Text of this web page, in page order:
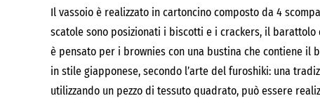
Il vassoio è realizzato in cartoncino composto da 4
scatole sono posizionati i biscotti e i crackers, il
è pensato per i brownies con una bustina che contiene il
in stile giapponese, secondo l’arte del furoshiki: una
utilizzando un pezzo di tessuto quadrato, può essere